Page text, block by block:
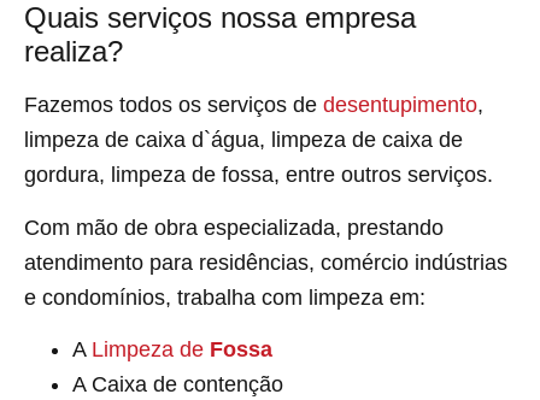
Quais serviços nossa empresa
realiza?
Fazemos todos os serviços de desentupimento,
limpeza de caixa d`água, limpeza de caixa de
gordura, limpeza de fossa, entre outros serviços.
Com mão de obra especializada, prestando
atendimento para residências, comércio indústrias
e condomínios, trabalha com limpeza em:
A Limpeza de Fossa
A Caixa de contenção